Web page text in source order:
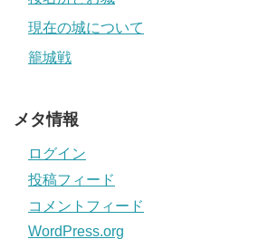
現在の城について
籠城戦
メタ情報
ログイン
投稿フィード
コメントフィード
WordPress.org